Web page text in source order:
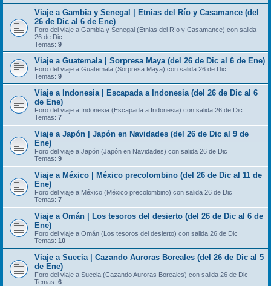
Viaje a Gambia y Senegal | Etnias del Río y Casamance (del
26 de Dic al 6 de Ene)
Foro del viaje a Gambia y Senegal (Etnias del Río y Casamance) con salida
26 de Dic
Temas: 9
Viaje a Guatemala | Sorpresa Maya (del 26 de Dic al 6 de Ene)
Foro del viaje a Guatemala (Sorpresa Maya) con salida 26 de Dic
Temas: 9
Viaje a Indonesia | Escapada a Indonesia (del 26 de Dic al 6
de Ene)
Foro del viaje a Indonesia (Escapada a Indonesia) con salida 26 de Dic
Temas: 7
Viaje a Japón | Japón en Navidades (del 26 de Dic al 9 de
Ene)
Foro del viaje a Japón (Japón en Navidades) con salida 26 de Dic
Temas: 9
Viaje a México | México precolombino (del 26 de Dic al 11 de
Ene)
Foro del viaje a México (México precolombino) con salida 26 de Dic
Temas: 7
Viaje a Omán | Los tesoros del desierto (del 26 de Dic al 6 de
Ene)
Foro del viaje a Omán (Los tesoros del desierto) con salida 26 de Dic
Temas: 10
Viaje a Suecia | Cazando Auroras Boreales (del 26 de Dic al 5
de Ene)
Foro del viaje a Suecia (Cazando Auroras Boreales) con salida 26 de Dic
Temas: 6